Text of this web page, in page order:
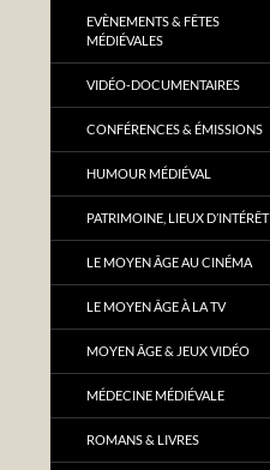
EVÈNEMENTS & FÊTES
MÉDIÉVALES
VIDÉO-DOCUMENTAIRES
CONFÉRENCES & ÉMISSIONS
HUMOUR MÉDIÉVAL
PATRIMOINE, LIEUX D’INTÉRÊT
LE MOYEN ÂGE AU CINÉMA
LE MOYEN ÂGE À LA TV
MOYEN ÂGE & JEUX VIDÉO
MÉDECINE MÉDIÉVALE
ROMANS & LIVRES